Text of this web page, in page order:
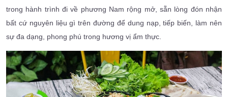
trong hành trình đi về phương Nam rộng mở, sẵn lòng đón nhận
bất cứ nguyên liệu gì trên đường để dung nạp, tiếp biến, làm nên
sự đa dạng, phong phú trong hương vị ẩm thực.